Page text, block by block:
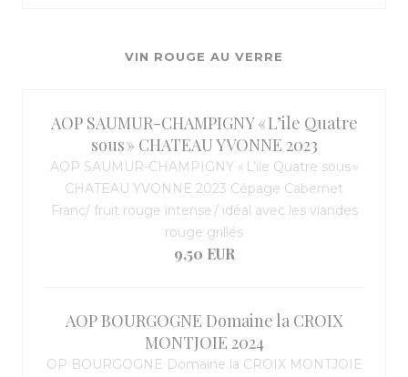
VIN ROUGE AU VERRE
AOP SAUMUR-CHAMPIGNY « L’ile Quatre
sous » CHATEAU YVONNE 2023
AOP SAUMUR-CHAMPIGNY « L’ile Quatre sous »
CHATEAU YVONNE 2023 Cépage Cabernet
Franc/ fruit rouge intense / idéal avec les viandes
rouge grillés
9,50 EUR
AOP BOURGOGNE Domaine la CROIX
MONTJOIE 2024
OP BOURGOGNE Domaine la CROIX MONTJOIE